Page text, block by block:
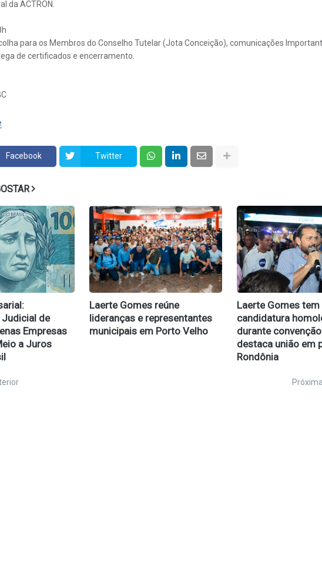
da ACTRON.
para os Membros do Conselho Tutelar (Jota Conceição), comunicações
de certificados e encerramento.
Facebook Twitter
Judicial de
Empresas
a Juros
Laerte Gomes reúne
lideranças e representantes
municipais em Porto Velho
Laerte Gomes tem
candidatura
durante
destaca união em
Rondônia